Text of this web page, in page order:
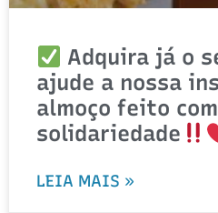
Adquira já o
ajude a nossa
almoço feito
solidariedade
LEIA MAIS »